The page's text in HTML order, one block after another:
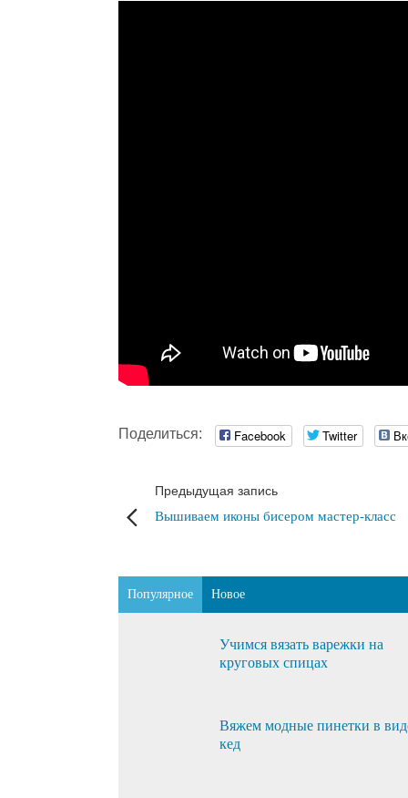
Поделиться: Facebook Twitter
Предыдущая запись
Вышиваем иконы бисером мастер-класс
Популярное Новое
Учимся вязать варежки на
круговых спицах
Вяжем модные пинетки в
кед